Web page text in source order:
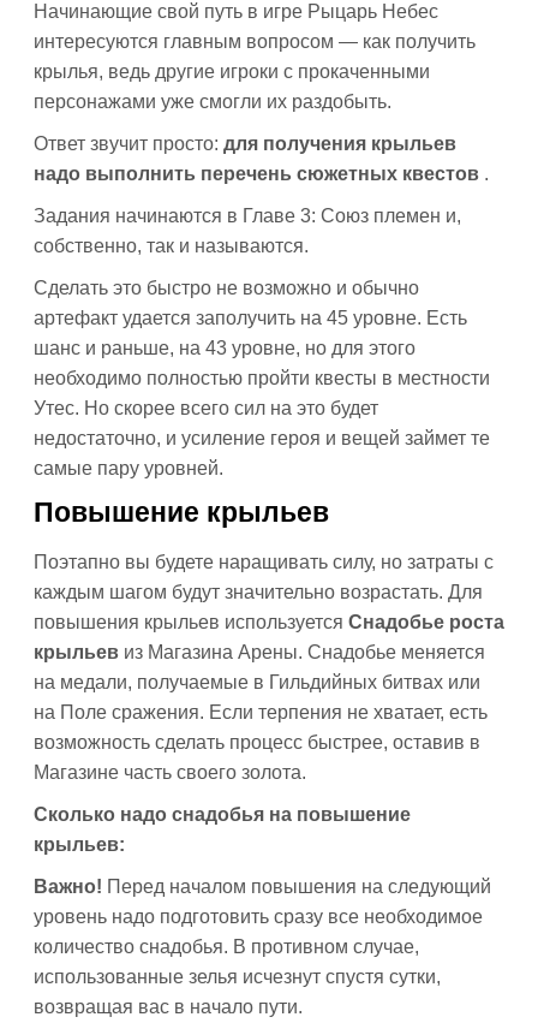
Начинающие свой путь в игре Рыцарь Небес
интересуются главным вопросом — как получить
крылья, ведь другие игроки с прокаченными
персонажами уже смогли их раздобыть.
Ответ звучит просто: для получения крыльев
надо выполнить перечень сюжетных квестов .
Задания начинаются в Главе 3: Союз племен и,
собственно, так и называются.
Сделать это быстро не возможно и обычно
артефакт удается заполучить на 45 уровне. Есть
шанс и раньше, на 43 уровне, но для этого
необходимо полностью пройти квесты в местности
Утес. Но скорее всего сил на это будет
недостаточно, и усиление героя и вещей займет те
самые пару уровней.
Повышение крыльев
Поэтапно вы будете наращивать силу, но затраты с
каждым шагом будут значительно возрастать. Для
повышения крыльев используется Снадобье роста
крыльев из Магазина Арены. Снадобье меняется
на медали, получаемые в Гильдийных битвах или
на Поле сражения. Если терпения не хватает, есть
возможность сделать процесс быстрее, оставив в
Магазине часть своего золота.
Сколько надо снадобья на повышение
крыльев:
Важно! Перед началом повышения на следующий
уровень надо подготовить сразу все необходимое
количество снадобья. В противном случае,
использованные зелья исчезнут спустя сутки,
возвращая вас в начало пути.